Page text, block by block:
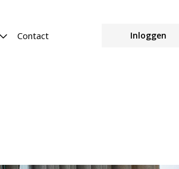
Contact Inloggen